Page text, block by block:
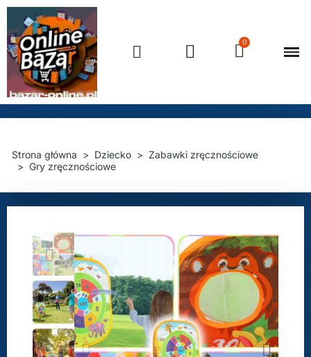
Strona główna Dziecko
Zabawki zręcznościowe
Gry zręcznościowe